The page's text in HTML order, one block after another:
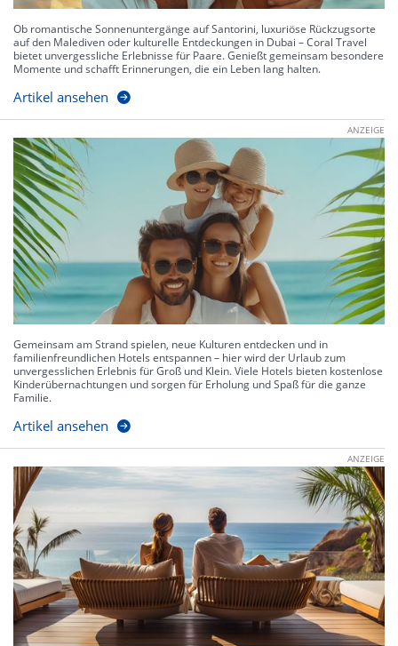
Ob romantische Sonnenuntergänge auf Santorini, luxuriöse Rückzugsorte
auf den Malediven oder kulturelle Entdeckungen in Dubai – Coral Travel
bietet unvergessliche Erlebnisse für Paare. Genießt gemeinsam besondere
Momente und schafft Erinnerungen, die ein Leben lang halten.
Artikel ansehen
ANZEIGE
Gemeinsam am Strand spielen, neue Kulturen entdecken und in
familienfreundlichen Hotels entspannen – hier wird der Urlaub zum
unvergesslichen Erlebnis für Groß und Klein. Viele Hotels bieten kostenlose
Kinderübernachtungen und sorgen für Erholung und Spaß für die ganze
Familie.
Artikel ansehen
ANZEIGE